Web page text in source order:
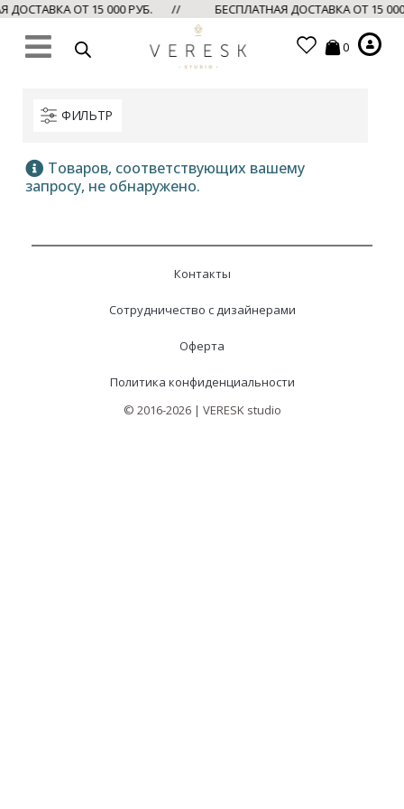
ДОСТАВКА ОТ 15 000 РУБ. // БЕСПЛАТНАЯ ДОСТАВКА ОТ 15
0
ФИЛЬТР
Товаров, соответствующих вашему
запросу, не обнаружено.
Контакты
Сотрудничество с дизайнерами
Оферта
Политика конфиденциальности
© 2016-2026 | VERESK studio